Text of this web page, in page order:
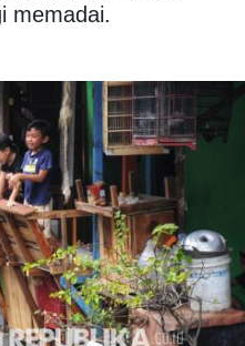
memadai.